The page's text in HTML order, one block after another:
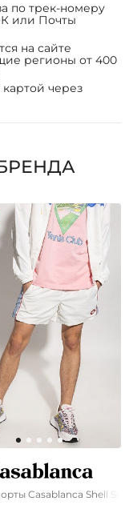
по трек-номеру
или Почты
на сайте
регионы от 400
через
Casablanca Shell